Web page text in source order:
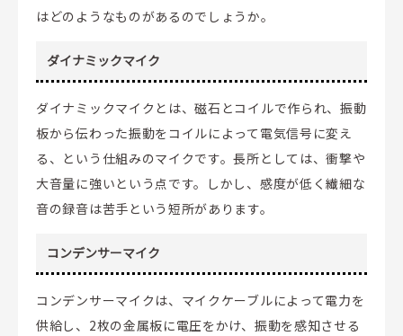
はどのようなものがあるのでしょうか。
ダイナミックマイク
ダイナミックマイクとは、磁石とコイルで作られ、振動
板から伝わった振動をコイルによって電気信号に変え
る、という仕組みのマイクです。長所としては、衝撃や
大音量に強いという点です。しかし、感度が低く繊細な
音の録音は苦手という短所があります。
コンデンサーマイク
コンデンサーマイクは、マイクケーブルによって電力を
供給し、2枚の金属板に電圧をかけ、振動を感知させる